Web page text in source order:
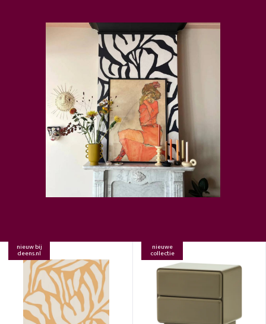
nieuw bij
deens.nl
nieuwe
collectie